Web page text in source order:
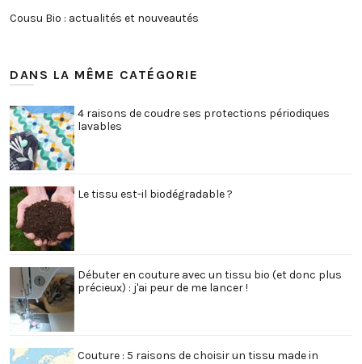
Cousu Bio : actualités et nouveautés
DANS LA MÊME CATÉGORIE
4 raisons de coudre ses protections périodiques
lavables
Le tissu est-il biodégradable ?
Débuter en couture avec un tissu bio (et donc plus
précieux) : j'ai peur de me lancer !
Couture : 5 raisons de choisir un tissu made in